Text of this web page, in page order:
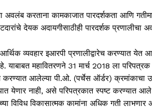
अवलंब करताना कामकाजात पारदर्शकता आणि
देयक अदायगीसाठीही पारदर्शक
व्यवहार इआरपी प्रणालीद्वारेच करण्यात येत
याबाबत महावितरणने 31 मार्च 2018 ला
करण्यात आलेल्या पी.ओ. (पर्चेस ऑर्डर)
येणार नाही, असे परिपत्रकात स्पष्ट करण्यात
विविध विकासात्मक कामांना अधिक गती लाभणार